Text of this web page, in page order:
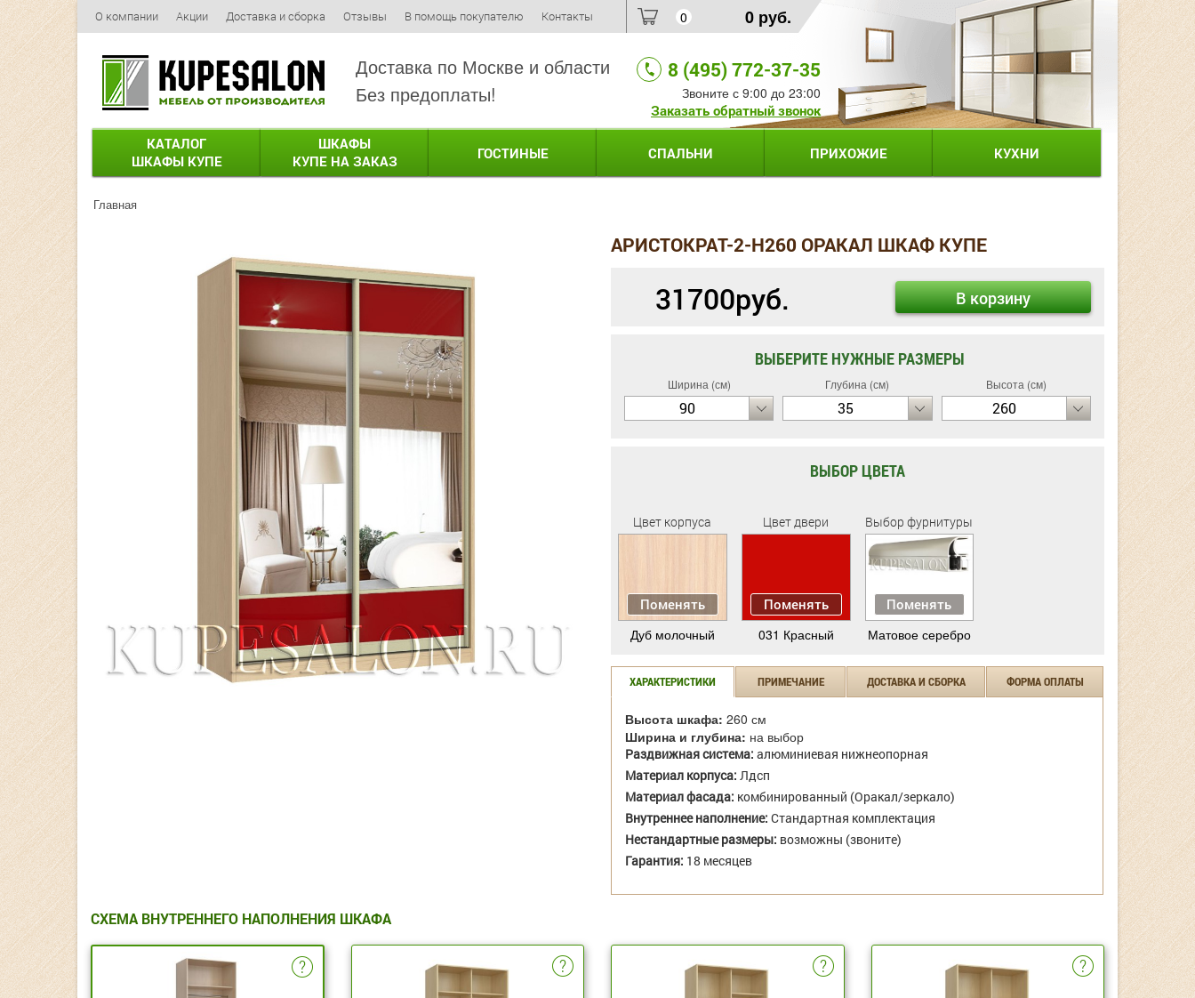
О компании Акции Доставка и сборка Отзывы В помощь покупателю Контакты 0 0 руб.
Доставка по Москве и области
Без предоплаты!
8 (495) 772-37-35
Звоните с 9:00 до 23:00
Заказать обратный звонок
КАТАЛОГ
ШКАФЫ КУПЕ
ШКАФЫ
КУПЕ НА ЗАКАЗ
ГОСТИНЫЕ СПАЛЬНИ ПРИХОЖИЕ КУХНИ
Главная
АРИСТОКРАТ-2-H260 ОРАКАЛ ШКАФ КУПЕ
31700руб. В корзину
ВЫБЕРИТЕ НУЖНЫЕ РАЗМЕРЫ
Ширина (см)
90
Глубина (см)
35
Высота (см)
260
ВЫБОР ЦВЕТА
Цвет корпуса
Поменять
Дуб молочный
Цвет двери
Поменять
031 Красный
Выбор фурнитуры
Поменять
Матовое серебро
ХАРАКТЕРИСТИКИ ПРИМЕЧАНИЕ ДОСТАВКА И СБОРКА ФОРМА ОПЛАТЫ
Высота шкафа: 260 см
Ширина и глубина: на выбор
Раздвижная система: алюминиевая нижнеопорная
Материал корпуса: Лдсп
Материал фасада: комбинированный (Оракал/зеркало)
Внутреннее наполнение: Стандартная комплектация
Нестандартные размеры: возможны (звоните)
Гарантия: 18 месяцев
СХЕМА ВНУТРЕННЕГО НАПОЛНЕНИЯ ШКАФА